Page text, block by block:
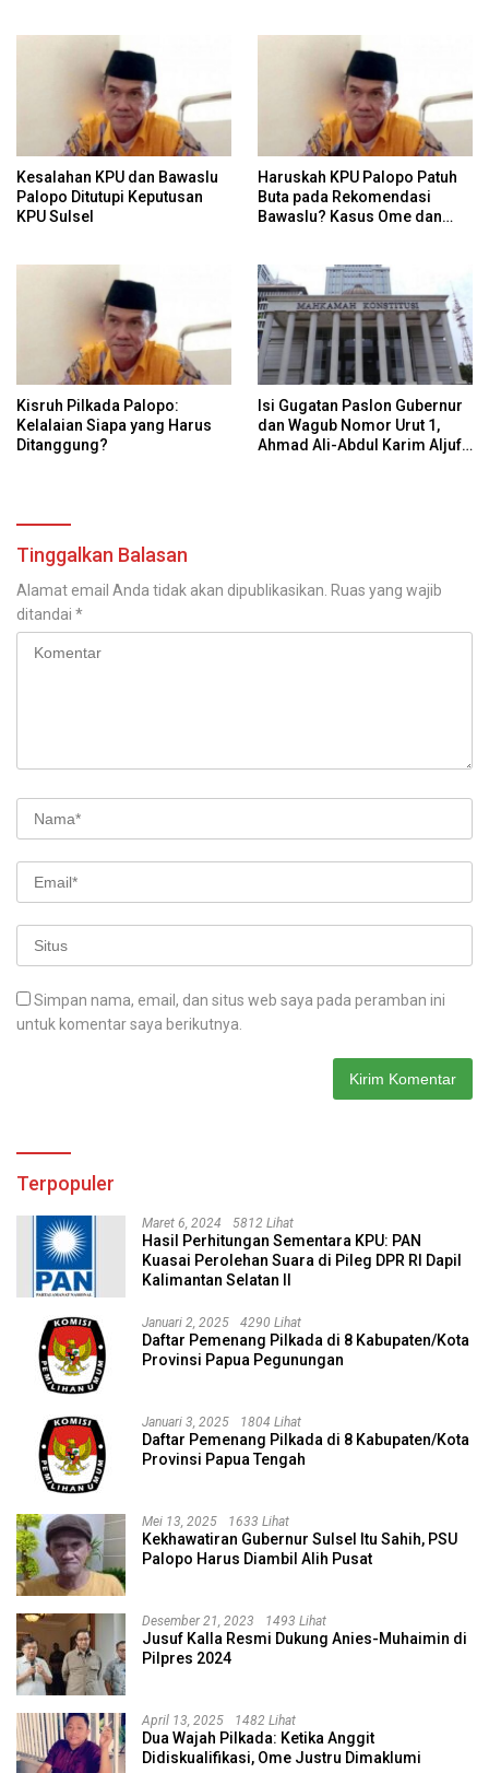
Kesalahan KPU dan Bawaslu
Palopo Ditutupi Keputusan
KPU Sulsel
Haruskah KPU Palopo Patuh
Buta pada Rekomendasi
Bawaslu? Kasus Ome dan
Kisruh Pilkada Palopo:
Kelalaian Siapa yang Harus
Ditanggung?
Isi Gugatan Paslon Gubernur
dan Wagub Nomor Urut 1,
Ahmad Ali-Abdul Karim Aljufri
Tinggalkan Balasan
Alamat email Anda tidak akan dipublikasikan. Ruas yang wajib
ditandai *
Simpan nama, email, dan situs web saya pada peramban ini
untuk komentar saya berikutnya.
Terpopuler
Maret 6, 2024 5812 Lihat
Hasil Perhitungan Sementara KPU: PAN
Kuasai Perolehan Suara di Pileg DPR RI Dapil
Kalimantan Selatan II
Januari 2, 2025 4290 Lihat
Daftar Pemenang Pilkada di 8 Kabupaten/Kota
Provinsi Papua Pegunungan
Januari 3, 2025 1804 Lihat
Daftar Pemenang Pilkada di 8 Kabupaten/Kota
Provinsi Papua Tengah
Mei 13, 2025 1633 Lihat
Kekhawatiran Gubernur Sulsel Itu Sahih, PSU
Palopo Harus Diambil Alih Pusat
Desember 21, 2023 1493 Lihat
Jusuf Kalla Resmi Dukung Anies-Muhaimin di
Pilpres 2024
April 13, 2025 1482 Lihat
Dua Wajah Pilkada: Ketika Anggit
Didiskualifikasi, Ome Justru Dimaklumi